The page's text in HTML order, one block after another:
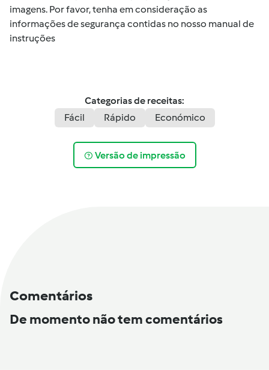
imagens. Por favor, tenha em consideração as
informações de segurança contidas no nosso manual de
instruções
Categorias de receitas:
Fácil
Rápido Económico
Versão de impressão
Comentários
De momento não tem comentários